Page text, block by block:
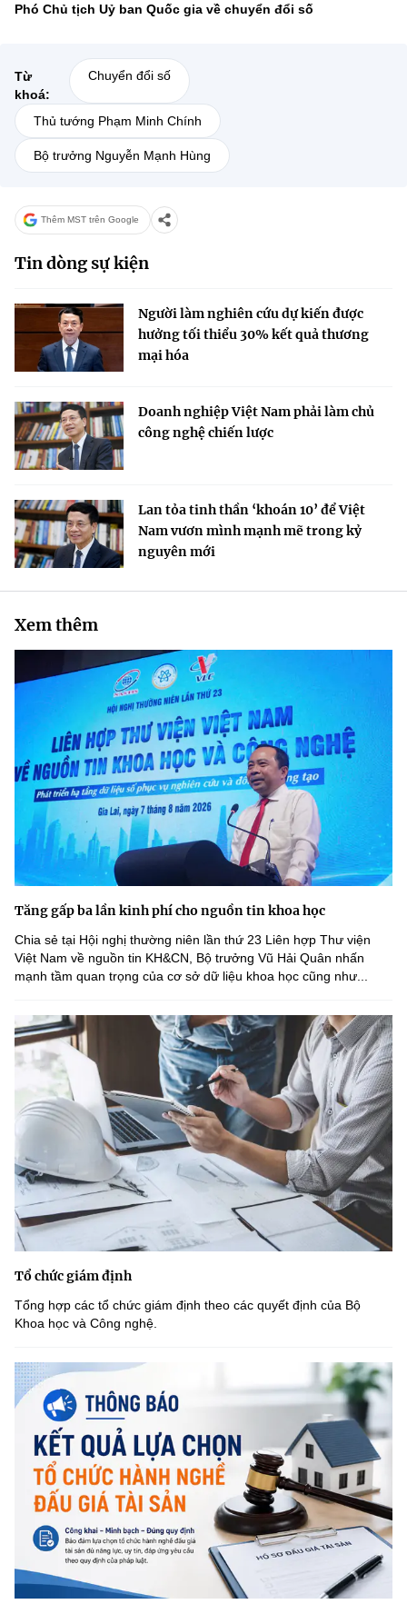
Phó Chủ tịch Uỷ ban Quốc gia về chuyển đổi số
Từ
khoá:
Chuyển đổi số
Thủ tướng Phạm Minh Chính
Bộ trưởng Nguyễn Mạnh Hùng
Thêm MST trên Google
Tin dòng sự kiện
Người làm nghiên cứu dự kiến được
hưởng tối thiểu 30% kết quả thương
mại hóa
Doanh nghiệp Việt Nam phải làm chủ
công nghệ chiến lược
Lan tỏa tinh thần ‘khoán 10’ để Việt
Nam vươn mình mạnh mẽ trong kỷ
nguyên mới
Xem thêm
Tăng gấp ba lần kinh phí cho nguồn tin khoa học
Chia sẻ tại Hội nghị thường niên lần thứ 23 Liên hợp Thư viện
Việt Nam về nguồn tin KH&CN, Bộ trưởng Vũ Hải Quân nhấn
mạnh tầm quan trọng của cơ sở dữ liệu khoa học cũng như...
Tổ chức giám định
Tổng hợp các tổ chức giám định theo các quyết định của Bộ
Khoa học và Công nghệ.